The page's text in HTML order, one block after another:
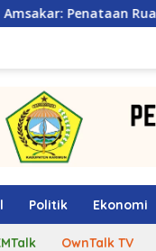
Ruang Laut Bukan
Politik Ekonomi
OwnTalk TV